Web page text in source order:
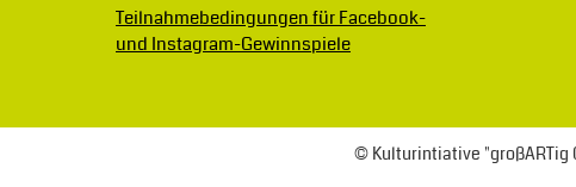
Teilnahmebedingungen für Facebook-
und Instagram-Gewinnspiele
© Kulturintiative "großARTig